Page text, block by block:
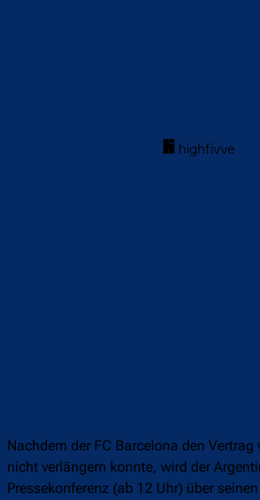
Nachdem der FC Barcelona den Vertrag
nicht verlängern konnte, wird der
Pressekonferenz (ab 12 Uhr) über